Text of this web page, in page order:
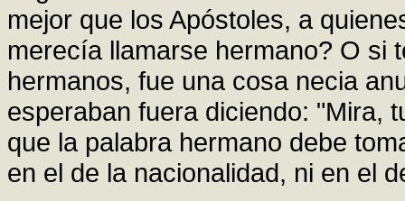
mejor que los Apóstoles, a
merecía llamarse hermano? O si
hermanos, fue una cosa necia
esperaban fuera diciendo: "Mira,
que la palabra hermano debe
en el de la nacionalidad, ni en el